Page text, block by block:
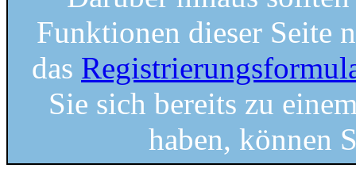
Funktionen dieser Seite
das
Sie sich bereits zu
haben, können